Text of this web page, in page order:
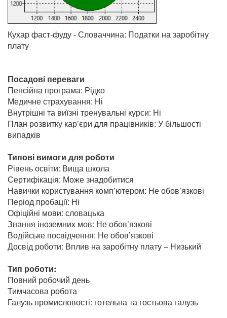
Кухар фаст-фуду - Словаччина: Податки на заробітну
плату
Посадові переваги
Пенсійна програма: Рідко
Медичне страхування: Ні
Внутрішні та виїзні тренувальні курси: Ні
План розвитку кар’єри для працівників: У більшості
випадків
Типові вимоги для роботи
Рівень освіти: Вища школа
Сертифікація: Може знадобитися
Навички користування комп’ютером: Не обов’язкові
Період пробації: Ні
Офіційні мови: словацька
Знання іноземних мов: Не обов’язкові
Водійське посвідчення: Не обов’язкові
Досвід роботи: Вплив на заробітну плату – Низький
Тип роботи:
Повний робочий день
Тимчасова робота
Галузь промисловості: готельна та гостьова галузь